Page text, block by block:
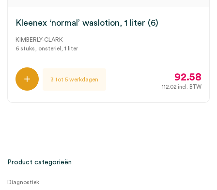
Kleenex ‘normal’ waslotion, 1 liter (6)
KIMBERLY-CLARK
6 stuks, onsteriel, 1 liter
3 tot 5 werkdagen 92.58
112.02 incl. BTW
Product categorieën
Diagnostiek